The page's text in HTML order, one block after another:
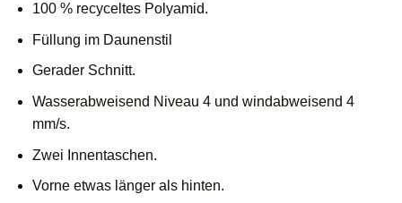
100 % recyceltes Polyamid.
Füllung im Daunenstil
Gerader Schnitt.
Wasserabweisend Niveau 4 und windabweisend 4
mm/s.
Zwei Innentaschen.
Vorne etwas länger als hinten.